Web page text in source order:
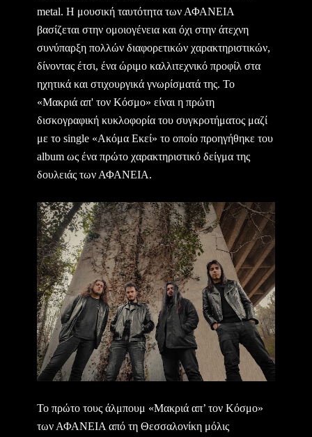
metal. Η μουσική ταυτότητα των ΑΦΑΝΕΙΑ
βασίζεται στην ομοιογένεια και όχι στην άτεχνη
συνύπαρξη πολλών διαφορετικών χαρακτηριστικών,
δίνοντας έτσι, ένα ώριμο καλλιτεχνικό προφίλ στα
ηχητικά και στιχουργικά γνωρίσματά της. Το
«Μακριά απ' τον Κόσμο» είναι η πρώτη
δισκογραφική κυκλοφορία του συγκροτήματος μαζί
με το single «Ακόμα Εκεί» το οποίο προηγήθηκε του
album ως ένα πρώτο χαρακτηριστικό δείγμα της
δουλειάς των ΑΦΑΝΕΙΑ.
Το πρώτο τους άλμπουμ «Μακριά απ’ τον Κόσμο»
των ΑΦΑΝΕΙΑ από τη Θεσσαλονίκη μόλις